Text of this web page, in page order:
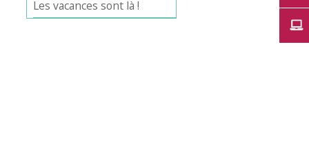
Les vacances sont là !